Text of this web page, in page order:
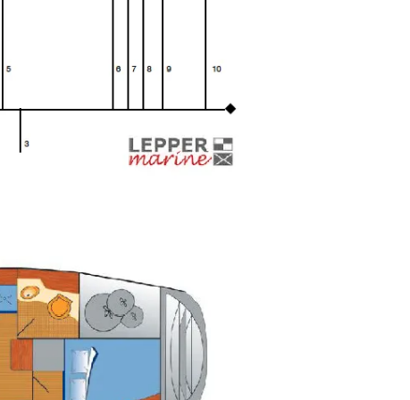
unter sämtlichen Bedingungen, von tropischem
Ozeans und der polaren Winter, bis an die
Grenzen getestet. Sie können ihn mit polarisierten
Sonnenbrillen ablesen, und der reaktionsschnelle
Situationsbewusstsein. Er verfügt über besonders
viel Rechenleistung, um Karten-, Radar-,
ForwardScan- und Autopilot-Steuerfunktionen
gleichzeitig auszuführen, ohne Kompromisse bei
der Leistung einzugehen – und das mit allen
Werkzeugen, die Sie benötigen, um das Segeln zu
genießen, in dem Wissen, dass Sie Ihre